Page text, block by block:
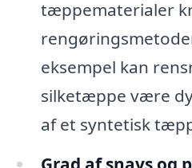
tæppematerialer
eksempel kan
silketæppe være
af et syntetisk